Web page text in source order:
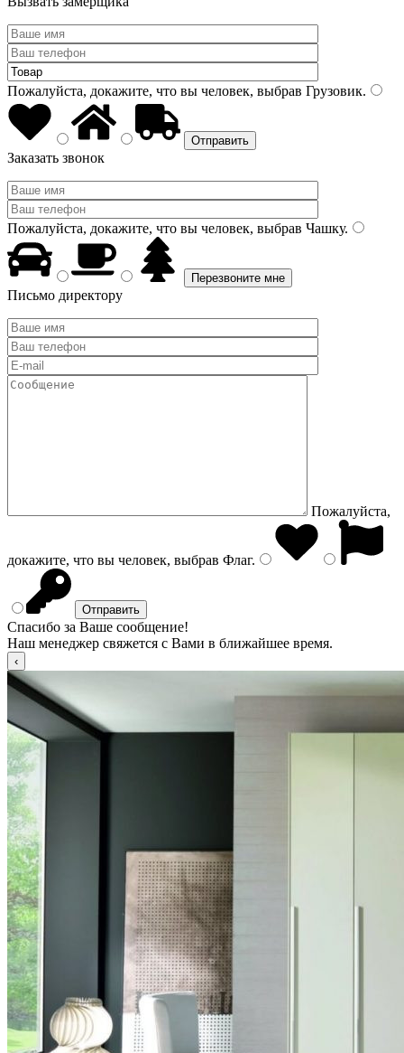
Пожалуйста, докажите, что вы человек, выбрав Грузовик.
Заказать звонок
Пожалуйста, докажите, что вы человек, выбрав Чашку.
Письмо директору
Пожалуйста,
докажите, что вы человек, выбрав Флаг.
Спасибо за Ваше сообщение!
Наш менеджер свяжется с Вами в ближайшее время.